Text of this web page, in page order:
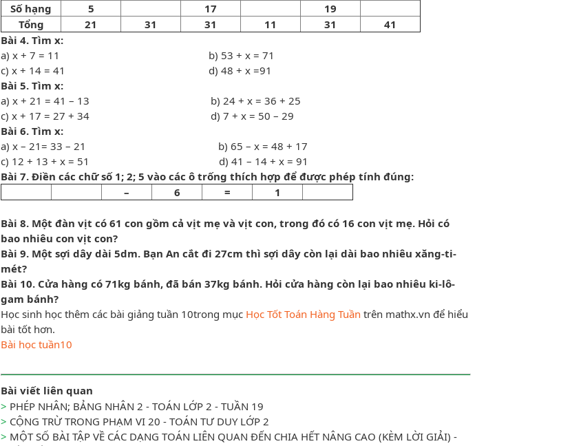
Số hạng
5 17
19
Tổng
21 31 31 11 31
41
Bài 4. Tìm x:
a) x + 7 = 11 b) 53 + x = 71
c) x + 14 = 41 d) 48 + x =91
Bài 5. Tìm x:
a) x + 21 = 41 – 13 b) 24 + x = 36 + 25
c) x + 17 = 27 + 34 d) 7 + x = 50 – 29
Bài 6. Tìm x:
a) x – 21= 33 – 21 b) 65 – x = 48 + 17
c) 12 + 13 + x = 51 d) 41 – 14 + x = 91
Bài 7. Điền các chữ số 1; 2; 5 vào các ô trống thích hợp để được phép tính đúng:
–
6 = 1
Bài 8. Một đàn vịt có 61 con gồm cả vịt mẹ và vịt con, trong đó có 16 con vịt mẹ. Hỏi có
bao nhiêu con vịt con?
Bài 9. Một sợi dây dài 5dm. Bạn An cắt đi 27cm thì sợi dây còn lại dài bao nhiêu xăng-ti-
mét?
Bài 10. Cửa hàng có 71kg bánh, đã bán 37kg bánh. Hỏi cửa hàng còn lại bao nhiêu ki-lô-
gam bánh?
Học sinh học thêm các bài giảng tuần 10trong mục Học Tốt Toán Hàng Tuần trên mathx.vn để hiểu
bài tốt hơn.
Bài học tuần10
Bài viết liên quan
> PHÉP NHÂN; BẢNG NHÂN 2 - TOÁN LỚP 2 - TUẦN 19
> CỘNG TRỪ TRONG PHẠM VI 20 - TOÁN TƯ DUY LỚP 2
> MỘT SỐ BÀI TẬP VỀ CÁC DẠNG TOÁN LIÊN QUAN ĐẾN CHIA HẾT NÂNG CAO (KÈM LỜI GIẢI) -